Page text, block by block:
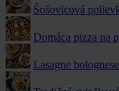
Šošovicová
Domáca pizza na
Lasagne